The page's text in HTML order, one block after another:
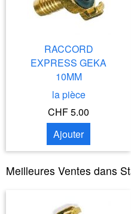
RACCORD
EXPRESS GEKA
10MM
la pièce
CHF 5.00
Ajouter
Meilleures Ventes dans